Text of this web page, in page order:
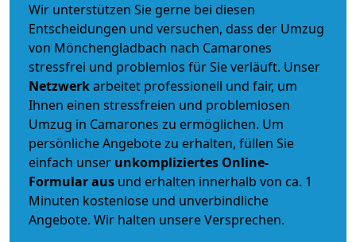
Wir unterstützen Sie gerne bei diesen
Entscheidungen und versuchen, dass der Umzug
von Mönchengladbach nach Camarones
stressfrei und problemlos für Sie verläuft. Unser
Netzwerkarbeitet professionell und fair, um
Ihnen einen stressfreien und problemlosen
Umzug in Camarones zu ermöglichen. Um
persönliche Angebote zu erhalten, füllen Sie
einfach unser unkompliziertes Online-
Formular aus und erhalten innerhalb von ca. 1
Minuten kostenlose und unverbindliche
Angebote. Wir halten unsere Versprechen.